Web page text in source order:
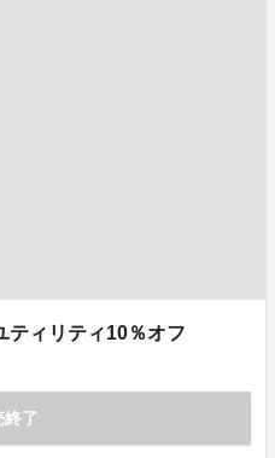
ティリティ10％オフ
終了